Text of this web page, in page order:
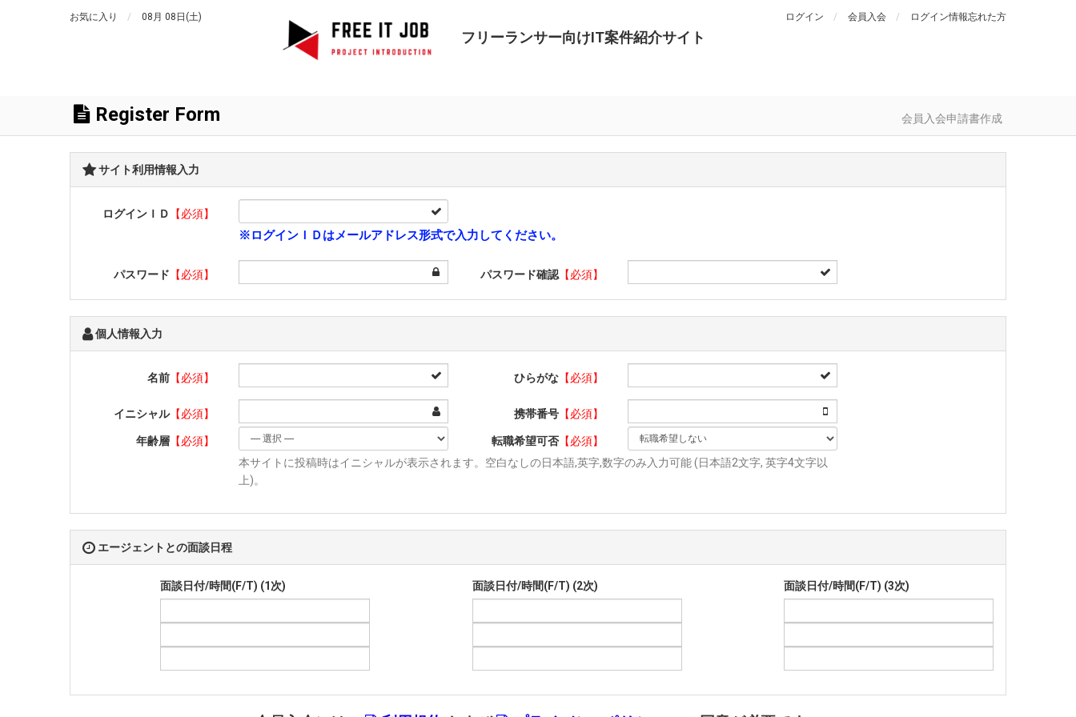
お気に入り 08月 08日(土) ログイン 会員入会 ログイン情報忘れた方
フリーランサー向けIT案件紹介サイト
Register Form 会員入会申請書作成
サイト利用情報入力
ログインＩＤ 【必須】
※ログインＩＤはメールアドレス形式で入力してください。
パスワード 【必須】 パスワード確認【必須】
個人情報入力
名前【必須】 ひらがな 【必須】
イニシャル【必須】 携帯番号 【必須】
年齢層【必須】 転職希望可否【必須】
本サイトに投稿時はイニシャルが表示されます。空白なしの日本語,英字,数字のみ入力可能 (日本語2文字, 英字4文字以
上)。
エージェントとの面談日程
面談日付/時間(F/T) (1次) 面談日付/時間(F/T) (2次) 面談日付/時間(F/T) (3次)